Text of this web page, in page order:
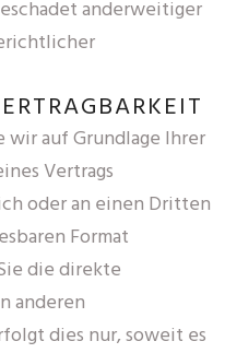
anderweitiger
wir auf Grundlage Ihrer
Vertrags
oder an einen Dritten
Format
die direkte
anderen
dies nur, soweit es